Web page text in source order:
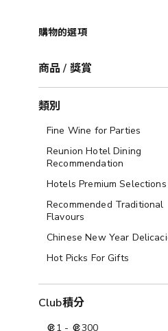
購物的選項
商品 / 獎賞
類別
Fine Wine for Parties
Reunion Hotel Dining
Recommendation
Hotels Premium Selections
Recommended Traditional
Flavours
Chinese New Year
Hot Picks For Gifts
Club積分
1 -
300